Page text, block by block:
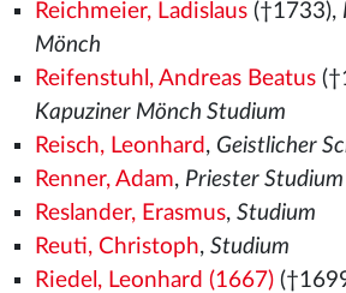
Reichmeier, Ladislaus(†1733),
Mönch
Reifenstuhl, Andreas Beatus
Kapuziner Mönch Studium
Reisch, Leonhard , Geistlicher
Renner, Adam, Priester Studium
Reslander, Erasmus, Studium
Reuti, Christoph, Studium
Riedel, Leonhard (1667)